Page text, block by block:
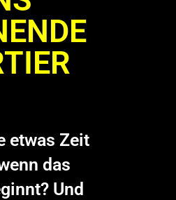
etwas Zeit
das
Und